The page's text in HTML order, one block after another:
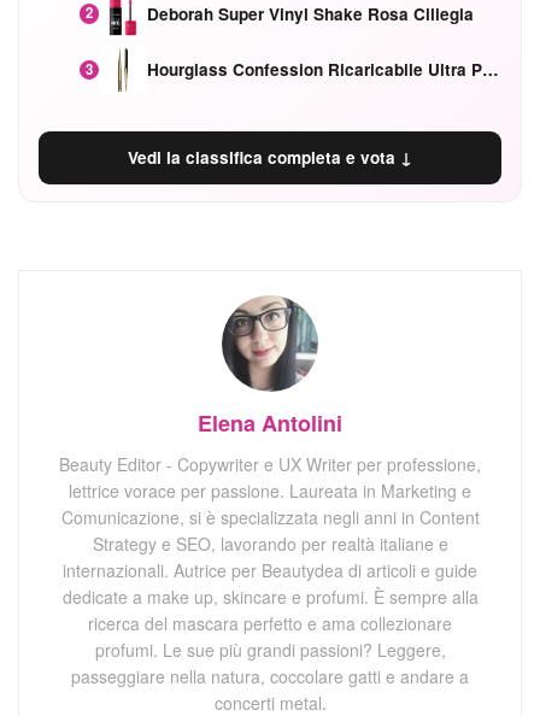
2 Deborah Super Vinyl Shake Rosa Ciliegia
3 Hourglass Confession Ricaricabile Ultra Preciso Ad Alta Intensità Secretly Classic Red
Vedi la classifica completa e vota ↓
Elena Antolini
Beauty Editor - Copywriter e UX Writer per professione,
lettrice vorace per passione. Laureata in Marketing e
Comunicazione, si è specializzata negli anni in Content
Strategy e SEO, lavorando per realtà italiane e
internazionali. Autrice per Beautydea di articoli e guide
dedicate a make up, skincare e profumi. È sempre alla
ricerca del mascara perfetto e ama collezionare
profumi. Le sue più grandi passioni? Leggere,
passeggiare nella natura, coccolare gatti e andare a
concerti metal.